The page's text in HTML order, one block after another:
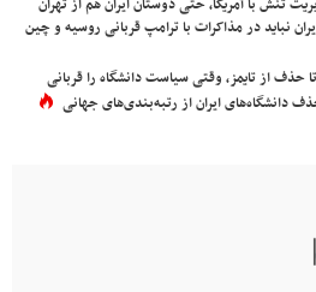
تنش با آمریکا، حتی دوستان ایران هم از تهران
نباید در مذاکرات با ترامپ قربانی روسیه و چین
از سقوط در QS تا حذف از تایمز، وقتی سیاست دانشگاه را قربانی
دانشگاه‌های ایران از رتبه‌بندی‌های جهانی